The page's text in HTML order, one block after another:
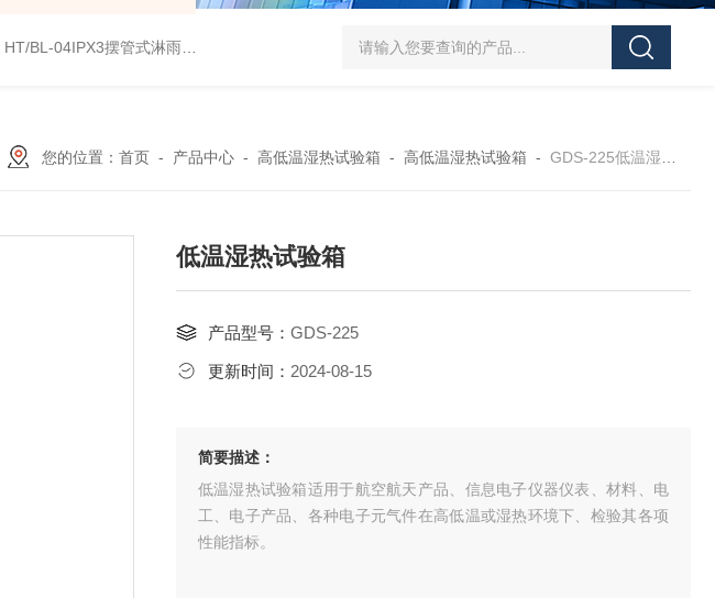
HT/BL-04IPX3摆管式淋雨试验机 HT/SC-800砂尘试验机厂家 HT/GDSJ-80天津小型高低温交变湿热试验
您的位置： 首页- 产品中心- 高低温湿热试验箱 - 高低温湿热试验箱 - GDS-225低温湿热试验箱
低温湿热试验箱
产品型号： GDS-225
更新时间： 2024-08-15
简要描述：
低温湿热试验箱适用于航空航天产品、信息电子仪器仪表、材料、电
工、电子产品、各种电子元气件在高低温或湿热环境下、检验其各项
性能指标。